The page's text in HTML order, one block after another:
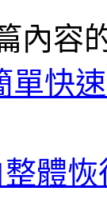
內容
單快
體